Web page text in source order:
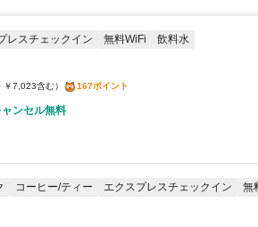
レスチェックイン 無料WiFi 飲料水
￥7,023含む 167ポイント
ンセル無料
コーヒー/ティー エクスプレスチェックイン 無